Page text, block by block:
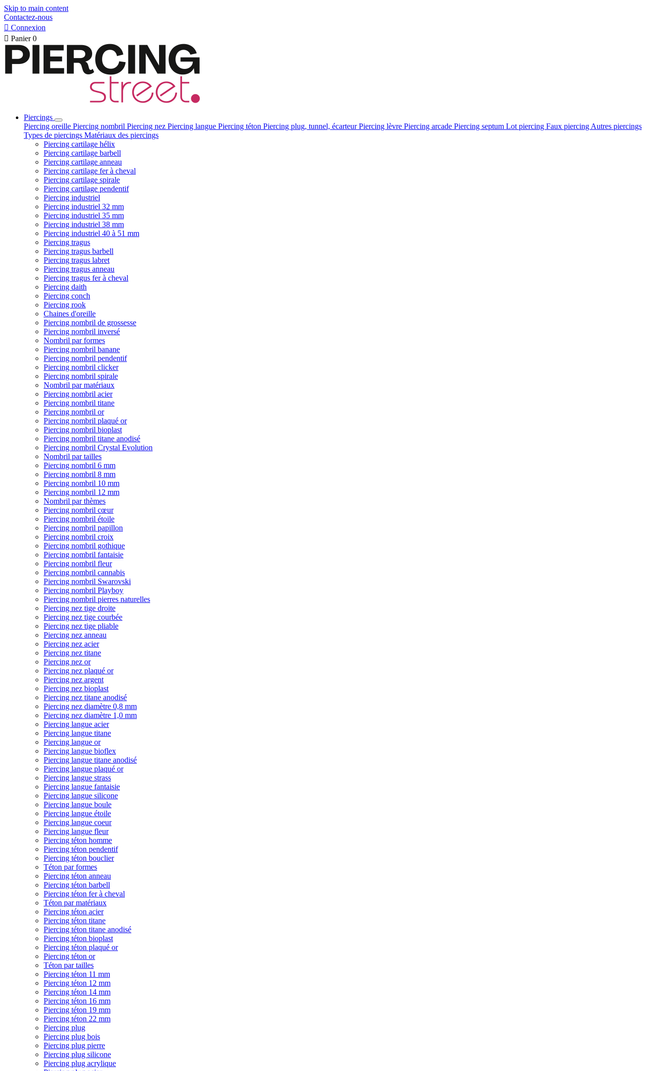
Skip to main content
Contactez-nous
 Connexion
 Panier 0
Piercings
Piercing oreille Piercing nombril Piercing nez Piercing langue Piercing téton Piercing plug, tunnel, écarteurPiercing lèvre Piercing arcade Piercing septum Lot piercing Faux piercing Autres piercings
Types de piercings Matériaux des piercings
Piercing cartilage hélix
Piercing cartilage barbell
Piercing cartilage anneau
Piercing cartilage fer à cheval
Piercing cartilage spirale
Piercing cartilage pendentif
Piercing industriel
Piercing industriel 32 mm
Piercing industriel 35 mm
Piercing industriel 38 mm
Piercing industriel 40 à 51 mm
Piercing tragus
Piercing tragus barbell
Piercing tragus labret
Piercing tragus anneau
Piercing tragus fer à cheval
Piercing daith
Piercing conch
Piercing rook
Chaines d'oreille
Piercing nombril de grossesse
Piercing nombril inversé
Nombril par formes
Piercing nombril banane
Piercing nombril pendentif
Piercing nombril clicker
Piercing nombril spirale
Nombril par matériaux
Piercing nombril acier
Piercing nombril titane
Piercing nombril or
Piercing nombril plaqué or
Piercing nombril bioplast
Piercing nombril titane anodisé
Piercing nombril Crystal Evolution
Nombril par tailles
Piercing nombril 6 mm
Piercing nombril 8 mm
Piercing nombril 10 mm
Piercing nombril 12 mm
Nombril par thèmes
Piercing nombril cœur
Piercing nombril étoile
Piercing nombril papillon
Piercing nombril croix
Piercing nombril gothique
Piercing nombril fantaisie
Piercing nombril fleur
Piercing nombril cannabis
Piercing nombril Swarovski
Piercing nombril Playboy
Piercing nombril pierres naturelles
Piercing nez tige droite
Piercing nez tige courbée
Piercing nez tige pliable
Piercing nez anneau
Piercing nez acier
Piercing nez titane
Piercing nez or
Piercing nez plaqué or
Piercing nez argent
Piercing nez bioplast
Piercing nez titane anodisé
Piercing nez diamètre 0,8 mm
Piercing nez diamètre 1,0 mm
Piercing langue acier
Piercing langue titane
Piercing langue or
Piercing langue bioflex
Piercing langue titane anodisé
Piercing langue plaqué or
Piercing langue strass
Piercing langue fantaisie
Piercing langue silicone
Piercing langue boule
Piercing langue étoile
Piercing langue coeur
Piercing langue fleur
Piercing téton homme
Piercing téton pendentif
Piercing téton bouclier
Téton par formes
Piercing téton anneau
Piercing téton barbell
Piercing téton fer à cheval
Téton par matériaux
Piercing téton acier
Piercing téton titane
Piercing téton titane anodisé
Piercing téton bioplast
Piercing téton plaqué or
Piercing téton or
Téton par tailles
Piercing téton 11 mm
Piercing téton 12 mm
Piercing téton 14 mm
Piercing téton 16 mm
Piercing téton 19 mm
Piercing téton 22 mm
Piercing plug
Piercing plug bois
Piercing plug pierre
Piercing plug silicone
Piercing plug acrylique